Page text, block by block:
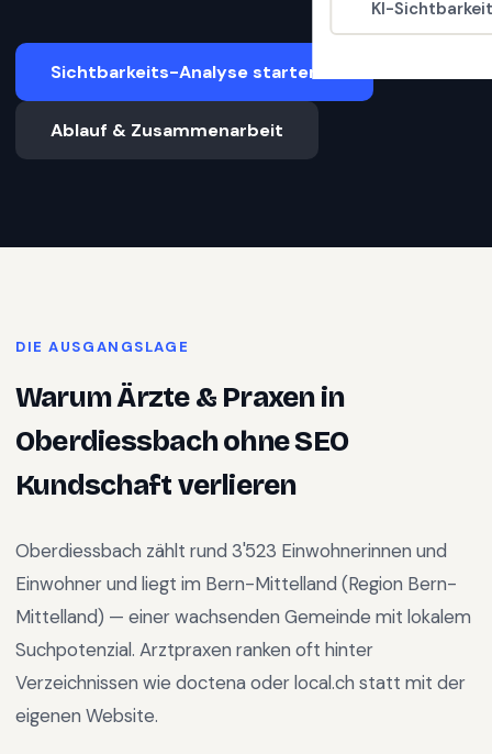
KI-
Sichtbarkeits-Analyse starten
Ablauf & Zusammenarbeit
DIE AUSGANGSLAGE
WarumÄrzte & Praxenin
Oberdiessbachohne SEO
Kundschaft verlieren
Oberdiessbach zählt rund 3'523 Einwohnerinnen und
Einwohner und liegt im Bern-Mittelland (Region Bern-
Mittelland) — einer wachsenden Gemeinde mit lokalem
Suchpotenzial. Arztpraxen ranken oft hinter
Verzeichnissen wie doctena oder local.ch statt mit der
eigenen Website.